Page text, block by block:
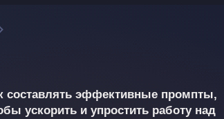
составлять эффективные промпты,
ускорить и упростить работу над